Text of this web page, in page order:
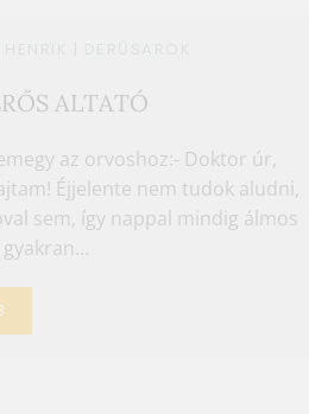
ALTATÓ
az orvoshoz:- Doktor úr,
Éjjelente nem tudok aludni,
sem, így nappal mindig álmos
gyakran…